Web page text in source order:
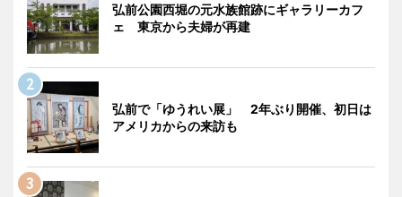
弘前公園西堀の元水族館跡にギャラリーカフ
ェ 東京から夫婦が再建
弘前で「ゆうれい展」 2年ぶり開催、初日は
アメリカからの来訪も